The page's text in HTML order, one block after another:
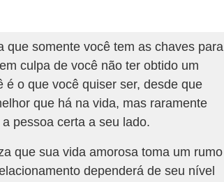
que somente você tem as chaves para
culpa de você não ter obtido um
é o que você quiser ser, desde que
que há na vida, mas raramente
pessoa certa a seu lado.
que sua vida amorosa toma um rumo
dependerá de seu nível